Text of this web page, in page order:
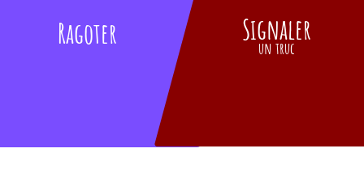
Ragoter Signaler
un truc